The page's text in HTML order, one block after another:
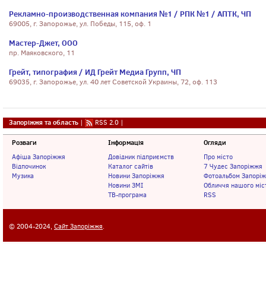
Рекламно-производственная компания №1 / РПК №1 / АПТК, ЧП
69005, г. Запорожье, ул. Победы, 115, оф. 1
Мастер-Джет, ООО
пр. Маяковского, 11
Грейт, типография / ИД Грейт Медиа Групп, ЧП
69035, г. Запорожье, ул. 40 лет Советской Украины, 72, оф. 113
Запоріжжя та область | RSS 2.0 |
Розваги
Афіша Запоріжжя
Відпочинок
Музика
Інформація
Довідник підприємств
Каталог сайтів
Новини Запоріжжя
Новини ЗМІ
ТВ-програма
Огляди
Про місто
7 Чудес Запоріжжя
Фотоальбом
Обличчя нашого
RSS
© 2004-2024, Сайт Запоріжжя.